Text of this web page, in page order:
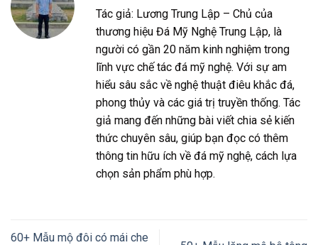
Tác giả: Lương Trung Lập – Chủ của
thương hiệu Đá Mỹ Nghệ Trung Lập, là
người có gần 20 năm kinh nghiệm trong
lĩnh vực chế tác đá mỹ nghệ. Với sự am
hiểu sâu sắc về nghệ thuật điêu khắc đá,
phong thủy và các giá trị truyền thống. Tác
giả mang đến những bài viết chia sẻ kiến
thức chuyên sâu, giúp bạn đọc có thêm
thông tin hữu ích về đá mỹ nghệ, cách lựa
chọn sản phẩm phù hợp.
60+ Mẫu mộ đôi có mái che